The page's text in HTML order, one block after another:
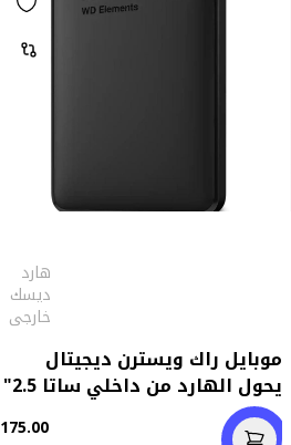
هارد
ديسك
خارجى
موبايل راك ويسترن ديجيتال
يحول الهارد من داخلي ساتا 2.5"
الي خارجي 175.00